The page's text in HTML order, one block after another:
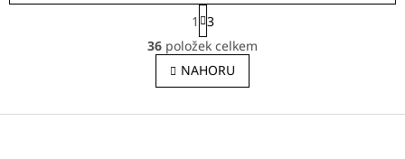
O
v
l
á
S
t
r
á
n
k
v
1
3
36 položek celkem
NAHORU
Z